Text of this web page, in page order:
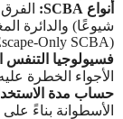
أنواع SCBA
:
(Escape-Only SCBA).
فسيولوجيا التنفس
الأجواء الخطرة
حساب مدة
الأسطوانة بناءً